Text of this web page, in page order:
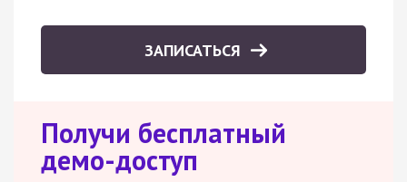
ЗАПИСАТЬСЯ
Получи бесплатный
демо-доступ